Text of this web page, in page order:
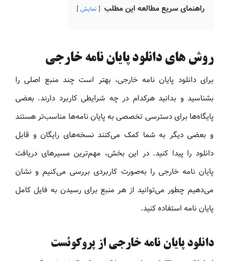
راهنمای سریع مطالعه این مطلب نمایش
روش های دانلود پایان نامه خارجی
برای دانلود پایان نامه خارجی، بهتر است چند منبع اصلی را
بشناسید و بدانید هرکدام در چه شرایطی کاربرد دارند. بعضی
پایگاه‌ها برای دسترسی تخصصی به پایان نامه‌ها مناسب‌تر هستند
و بعضی دیگر به شما کمک می‌کنند نسخه‌های رایگان و قابل
دانلود را پیدا کنید. در این بخش، مهم‌ترین مسیرهای دریافت
پایان نامه خارجی را به‌صورت کاربردی بررسی می‌کنیم و نشان
می‌دهیم چطور می‌توانید از هر منبع برای رسیدن به فایل کامل
پایان نامه استفاده کنید.
دانلود پایان نامه خارجی از پروکوئست